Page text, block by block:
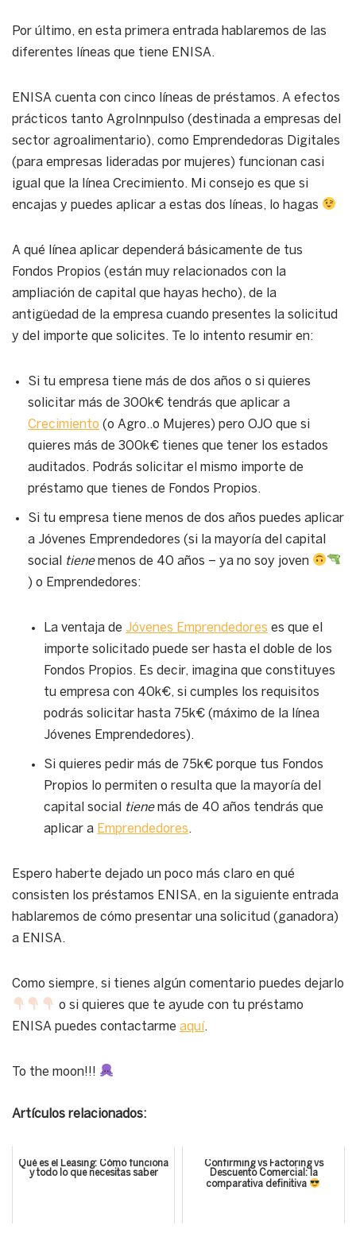
Por último, en esta primera entrada hablaremos de las
diferentes líneas que tiene ENISA.
ENISA cuenta con cinco líneas de préstamos. A efectos
prácticos tanto AgroInnpulso (destinada a empresas del
sector agroalimentario), como Emprendedoras Digitales
(para empresas lideradas por mujeres) funcionan casi
igual que la línea Crecimiento. Mi consejo es que si
encajas y puedes aplicar a estas dos líneas, lo hagas
A qué línea aplicar dependerá básicamente de tus
Fondos Propios (están muy relacionados con la
ampliación de capital que hayas hecho), de la
antigüedad de la empresa cuando presentes la solicitud
y del importe que solicites. Te lo intento resumir en:
Si tu empresa tiene más de dos años o si quieres
solicitar más de 300k€ tendrás que aplicar a
Crecimiento (o Agro..o Mujeres) pero OJO que si
quieres más de 300k€ tienes que tener los estados
auditados. Podrás solicitar el mismo importe de
préstamo que tienes de Fondos Propios.
Si tu empresa tiene menos de dos años puedes aplicar
a Jóvenes Emprendedores (si la mayoría del capital
social
tienemenos de 40 años – ya no soy joven
) o Emprendedores:
La ventaja de Jóvenes Emprendedores es que el
importe solicitado puede ser hasta el doble de los
Fondos Propios. Es decir, imagina que constituyes
tu empresa con 40k€, si cumples los requisitos
podrás solicitar hasta 75k€ (máximo de la línea
Jóvenes Emprendedores).
Si quieres pedir más de 75k€ porque tus Fondos
Propios lo permiten o resulta que la mayoría del
capital social
tienemás de 40 años tendrás que
aplicar a Emprendedores .
Espero haberte dejado un poco más claro en qué
consisten los préstamos ENISA, en la siguiente entrada
hablaremos de cómo presentar una solicitud (ganadora)
a ENISA.
Como siempre, si tienes algún comentario puedes dejarlo
o si quieres que te ayude con tu préstamo
ENISA puedes contactarme aquí .
To the moon!!!
Artículos relacionados:
Qué es el Leasing: Cómo funciona
y todo lo que necesitas saber
Confirming vs Factoring vs
Descuento Comercial: la
comparativa definitiva